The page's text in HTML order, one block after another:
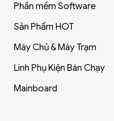
Phần mềm Software
Sản Phẩm HOT
Máy Chủ & Máy Trạm
Linh Phụ Kiện Bán Chạy
Mainboard